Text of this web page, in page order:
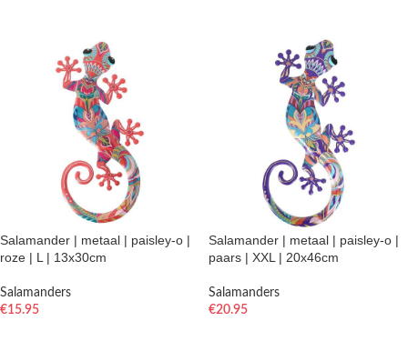
Salamander | metaal | paisley-o |
roze | L | 13x30cm
Salamanders
€15.95
Salamander | metaal | paisley-o |
paars | XXL | 20x46cm
Salamanders
€20.95